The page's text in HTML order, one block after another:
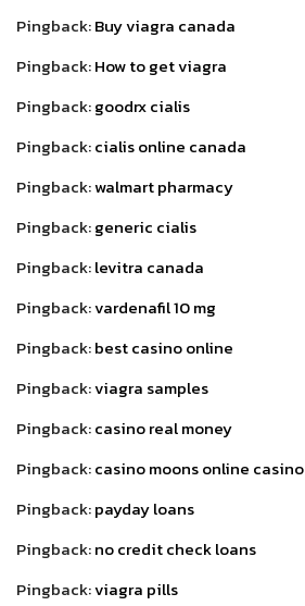
Pingback:Buy viagra canada
Pingback:How to get viagra
Pingback:goodrx cialis
Pingback:cialis online canada
Pingback:walmart pharmacy
Pingback:generic cialis
Pingback:levitra canada
Pingback:vardenafil 10 mg
Pingback:best casino online
Pingback:viagra samples
Pingback:casino real money
Pingback:casino moons online casino
Pingback:payday loans
Pingback:no credit check loans
Pingback:viagra pills